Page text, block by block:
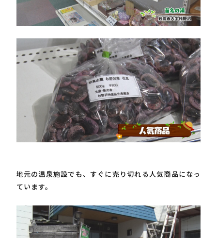
地元の温泉施設でも、すぐに売り切れる人気商品になっ
ています。